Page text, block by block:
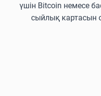
үшін Bitcoin немесе
сыйлық картасын